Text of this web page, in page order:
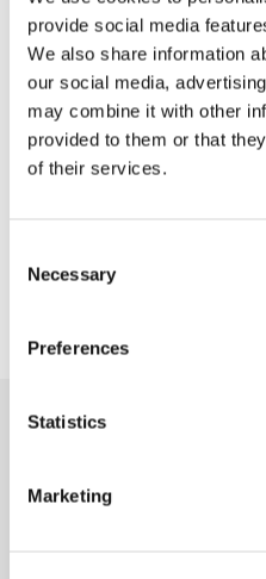
provide social media
We also share information
our social media,
may combine it with other
provided to them or that
of their services.
Selection
Necessary
Preferences
Statistics
Marketing